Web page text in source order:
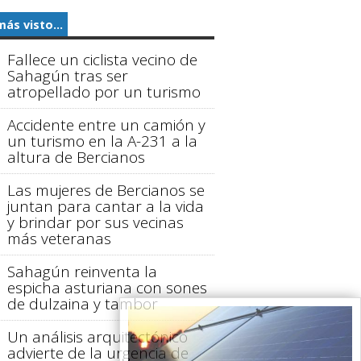
visto...
Fallece un ciclista vecino de
Sahagún tras ser
atropellado por un turismo
Accidente entre un camión y
un turismo en la A-231 a la
altura de Bercianos
Las mujeres de Bercianos se
juntan para cantar a la vida
y brindar por sus vecinas
más veteranas
Sahagún reinventa la
espicha asturiana con sones
de dulzaina y tambor
Un análisis arquitectónico
advierte de la urgencia de